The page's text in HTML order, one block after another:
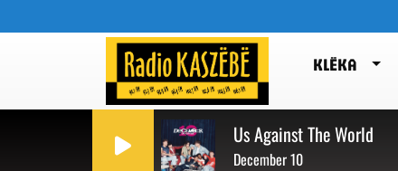
KLËKA
Us Against The World
December 10